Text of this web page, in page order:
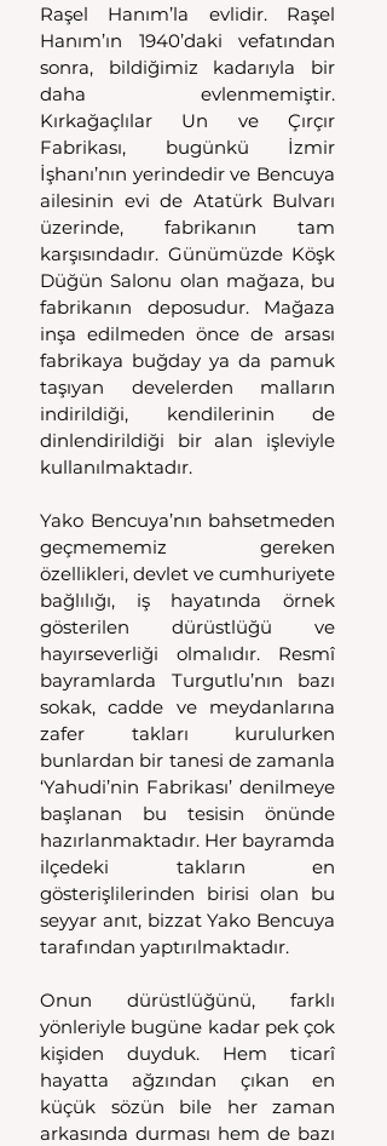
Raşel Hanım’la evlidir. Raşel
Hanım’ın 1940’daki vefatından
sonra, bildiğimiz kadarıyla bir
daha evlenmemiştir.
Kırkağaçlılar Un ve Çırçır
Fabrikası, bugünkü İzmir
İşhanı’nın yerindedir ve Bencuya
ailesinin evi de Atatürk Bulvarı
üzerinde, fabrikanın tam
karşısındadır. Günümüzde Köşk
Düğün Salonu olan mağaza, bu
fabrikanın deposudur. Mağaza
inşa edilmeden önce de arsası
fabrikaya buğday ya da pamuk
taşıyan develerden malların
indirildiği, kendilerinin de
dinlendirildiği bir alan işleviyle
kullanılmaktadır.
Yako Bencuya’nın bahsetmeden
geçmememiz gereken
özellikleri, devlet ve cumhuriyete
bağlılığı, iş hayatında örnek
gösterilen dürüstlüğü ve
hayırseverliği olmalıdır. Resmî
bayramlarda Turgutlu’nın bazı
sokak, cadde ve meydanlarına
zafer takları kurulurken
bunlardan bir tanesi de zamanla
‘Yahudi’nin Fabrikası’ denilmeye
başlanan bu tesisin önünde
hazırlanmaktadır. Her bayramda
ilçedeki takların en
gösterişlilerinden birisi olan bu
seyyar anıt, bizzat Yako Bencuya
tarafından yaptırılmaktadır.
Onun dürüstlüğünü, farklı
yönleriyle bugüne kadar pek çok
kişiden duyduk. Hem ticarî
hayatta ağzından çıkan en
küçük sözün bile her zaman
arkasında durması hem de bazı